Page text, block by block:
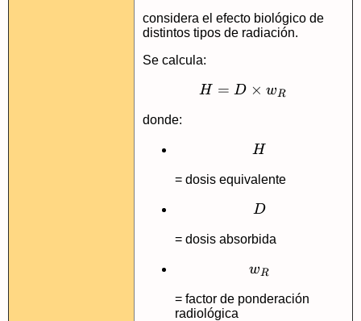
considera el efecto biológico de
distintos tipos de radiación.
Se calcula:
H = D \times
H = D × wR
donde:
H
H
= dosis equivalente
D
D
= dosis absorbida
w_{R}
wR
= factor de ponderación
radiológica